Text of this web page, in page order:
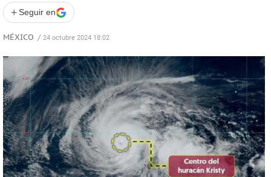
+ Seguir en
MÉXICO / 24 octubre 2024 18:02